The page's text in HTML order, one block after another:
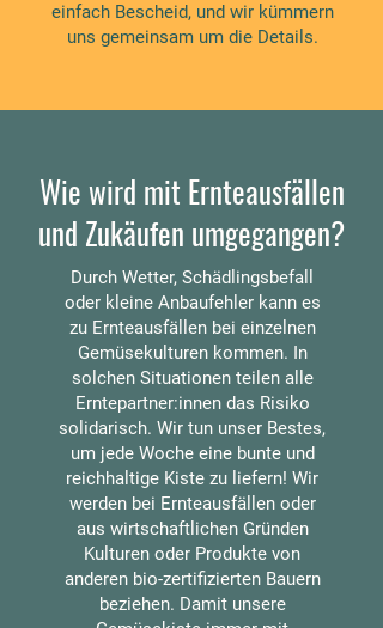
einfach Bescheid, und wir kümmern
uns gemeinsam um die Details.
Wie wird mit Ernteausfällen
und Zukäufen umgegangen?
Durch Wetter, Schädlingsbefall
oder kleine Anbaufehler kann es
zu Ernteausfällen bei einzelnen
Gemüsekulturen kommen. In
solchen Situationen teilen alle
Erntepartner:innen das Risiko
solidarisch. Wir tun unser Bestes,
um jede Woche eine bunte und
reichhaltige Kiste zu liefern! Wir
werden bei Ernteausfällen oder
aus wirtschaftlichen Gründen
Kulturen oder Produkte von
anderen bio-zertifizierten Bauern
beziehen. Damit unsere